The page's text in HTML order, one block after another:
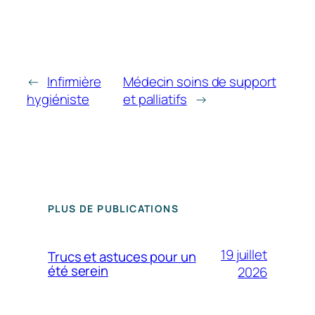
← Infirmière
hygiéniste
Médecin soins de support
et palliatifs →
PLUS DE PUBLICATIONS
Trucs et astuces pour un
été serein
19 juillet
2026